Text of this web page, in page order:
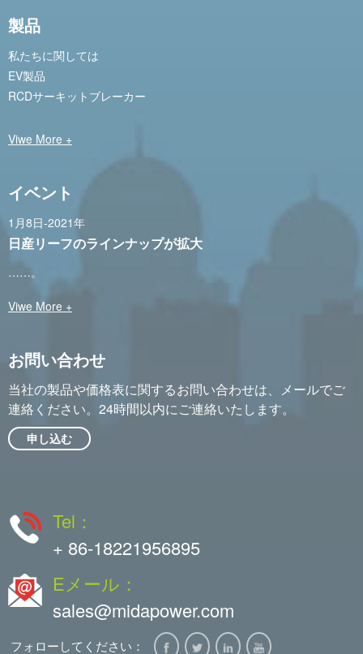
製品
私たちに関しては
EV製品
RCDサーキットブレーカー
Viwe More +
イベント
1月8日-2021年
日産リーフのラインナップが拡大
……。
Viwe More +
お問い合わせ
当社の製品や価格表に関するお問い合わせは、メールでご
連絡ください。24時間以内にご連絡いたします。
申し込む
Tel：
+ 86-18221956895
Eメール：
sales@midapower.com
フォローしてください：